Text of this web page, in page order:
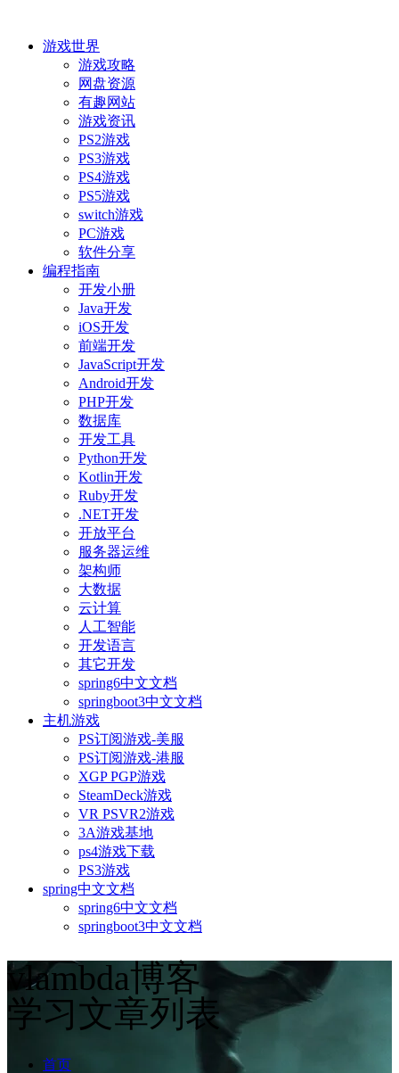
游戏世界
游戏攻略
网盘资源
有趣网站
游戏资讯
PS2游戏
PS3游戏
PS4游戏
PS5游戏
switch游戏
PC游戏
软件分享
编程指南
开发小册
Java开发
iOS开发
前端开发
JavaScript开发
Android开发
PHP开发
数据库
开发工具
Python开发
Kotlin开发
Ruby开发
.NET开发
开放平台
服务器运维
架构师
大数据
云计算
人工智能
开发语言
其它开发
spring6中文文档
springboot3中文文档
主机游戏
PS订阅游戏-美服
PS订阅游戏-港服
XGP PGP游戏
SteamDeck游戏
VR PSVR2游戏
3A游戏基地
ps4游戏下载
PS3游戏
spring中文文档
spring6中文文档
springboot3中文文档
vlambda博客
学习文章列表
首页